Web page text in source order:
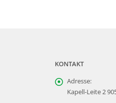
KONTAKT
Adresse:
Kapell-Leite 2